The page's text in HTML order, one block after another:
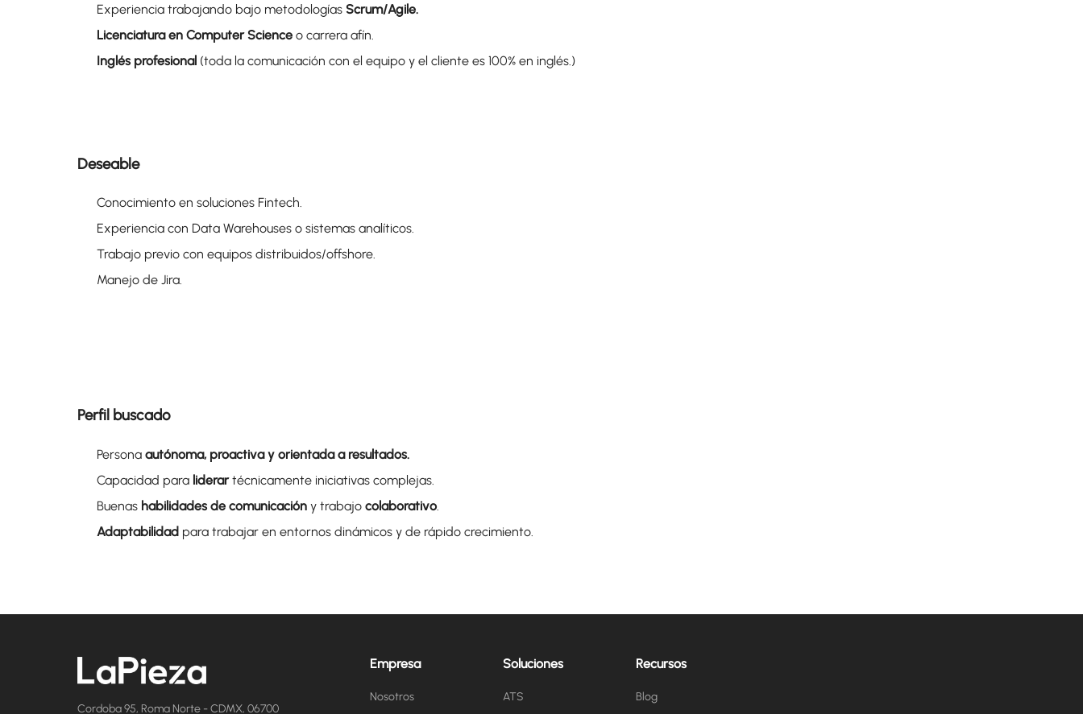
Experiencia trabajando bajo metodologías Scrum/Agile.
Licenciatura en Computer Science o carrera afín.
Inglés profesional (toda la comunicación con el equipo y el cliente es 100% en inglés.)
Deseable
Conocimiento en soluciones Fintech.
Experiencia con Data Warehouses o sistemas analíticos.
Trabajo previo con equipos distribuidos/offshore.
Manejo de Jira.
Perfil buscado
Persona autónoma, proactiva y orientada a resultados.
Capacidad para liderartécnicamente iniciativas complejas.
Buenas habilidades de comunicación y trabajo colaborativo.
Adaptabilidad para trabajar en entornos dinámicos y de rápido crecimiento.
Cordoba 95, Roma Norte - CDMX, 06700
Empresa
Nosotros
Soluciones
ATS
Recursos
Blog